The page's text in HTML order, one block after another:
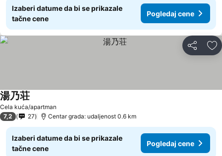
Izaberi datume da bi se prikazale
tačne cene
Pogledaj cene
Deli
Cela kuća/apartman
湯乃荘
7,2 27 Centar grada: udaljenost 0.6 km
Izaberi datume da bi se prikazale
tačne cene
Pogledaj cene